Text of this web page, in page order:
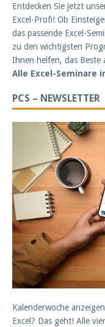
Entdecken Sie jetzt
Excel-Profi! Ob
das passende Excel-
zu den wichtigsten
Ihnen helfen, das Beste
Alle Excel-Seminare
PCS – NEWSLETTER
Kalenderwoche
Excel? Das geht! Alle